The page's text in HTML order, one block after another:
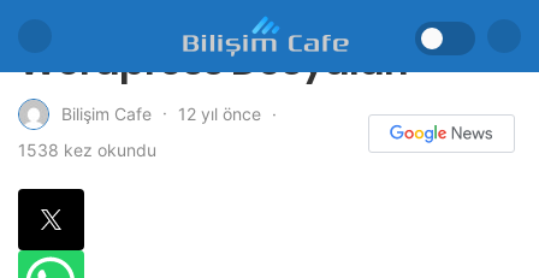
Wordpress Dosyaları
Bilişim Cafe
12 yıl önce
1538 kez okundu